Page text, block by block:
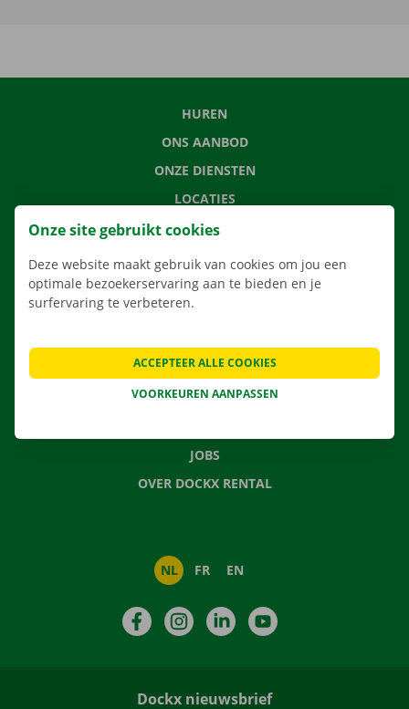
HUREN
ONS AANBOD
ONZE DIENSTEN
LOCATIES
APP
VERHUISOPLOSSINGEN
VEELGESTELDE VRAGEN
NIEUWS
JOBS
OVER DOCKX RENTAL
NL FR EN
FacebookInstagramLinkedIn
Dockx nieuwsbrief
Onze site gebruikt cookies
Deze website maakt gebruik van cookies om jou een
optimale bezoekerservaring aan te bieden en je
surfervaring te verbeteren.
VOORKEUREN AANPASSEN
ACCEPTEER ALLE COOKIES